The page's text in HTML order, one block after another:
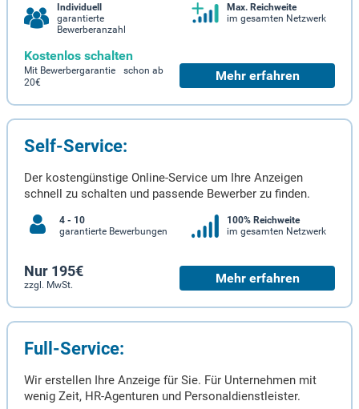
Individuell
garantierte
Bewerberanzahl
Max. Reichweite
im gesamten Netzwerk
Kostenlos schalten
Mit Bewerbergarantie schon ab
20€
Mehr erfahren
Self-Service:
Der kostengünstige Online-Service um Ihre Anzeigen
schnell zu schalten und passende Bewerber zu finden.
4 - 10
garantierte Bewerbungen
100% Reichweite
im gesamten Netzwerk
Nur 195€
zzgl. MwSt. Mehr erfahren
Full-Service:
Wir erstellen Ihre Anzeige für Sie. Für Unternehmen mit
wenig Zeit, HR-Agenturen und Personaldienstleister.